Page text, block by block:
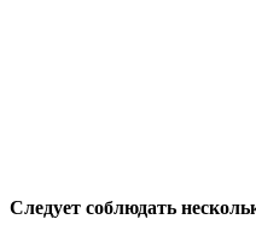
Следует соблюдать